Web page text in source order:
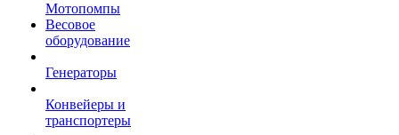
Мотопомпы
Весовое
оборудование
Генераторы
Конвейеры и
транспортеры